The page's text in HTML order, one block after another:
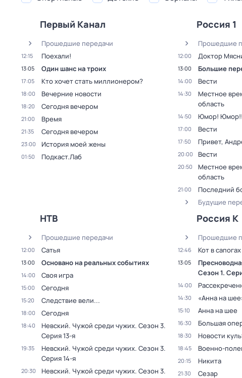
Первый Канал
Прошедшие передачи
12:15 Поехали!
13:05 Один шанс на троих
17:05 Кто хочет стать миллионером?
18:00 Вечерние новости
18:20 Сегодня вечером
21:00 Время
21:35 Сегодня вечером
23:00 История моей жены
01:50 Подкаст.Лаб
Россия 1
Прошедшие
12:00 Доктор
13:00 Большие
14:00 Вести
14:30
Местное
область
14:50 Юмор!
17:00 Вести
17:50 Привет,
20:00 Вести
20:50
Местное
область
21:00
Последний
Будущие
НТВ
Прошедшие передачи
12:00 Сатья
13:00 Основано на реальных событиях
14:00 Своя игра
15:00 Сегодня
15:20 Следствие вели...
18:00 Сегодня
18:40 Невский. Чужой среди чужих. Сезон 3.
Серия 13-я
19:35 Невский. Чужой среди чужих. Сезон 3.
Серия 14-я
20:30 Невский. Чужой среди чужих. Сезон 3.
Россия К
Прошедшие
12:46 Кот в сапогах
13:05
Сезон 1.
14:00
14:30 «Анна на
15:10 Анна на шее
16:30 Большая
18:30 Новости
18:45 Военно-
20:15 Никита
21:30
Сезар